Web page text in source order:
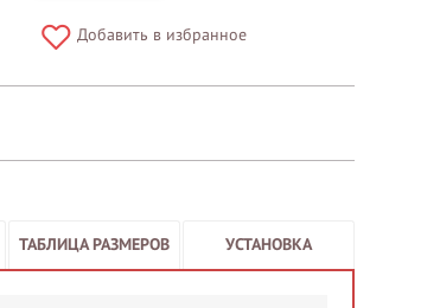
Добавить в избранное
ТАБЛИЦА РАЗМЕРОВ УСТАНОВКА